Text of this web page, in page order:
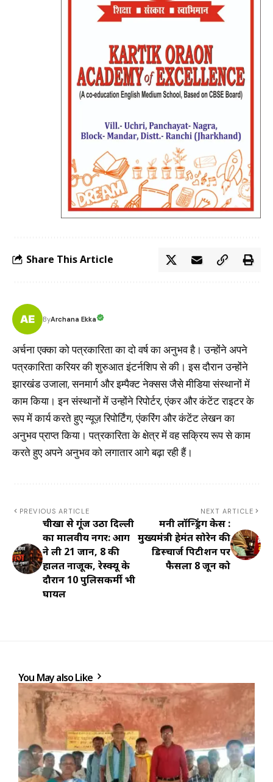
Share This Article
ByArchana Ekka
अर्चना एक्का को पत्रकारिता का दो वर्ष का अनुभव है। उन्होंने अपने
पत्रकारिता करियर की शुरुआत इंटर्नशिप से की। इस दौरान उन्होंने
झारखंड उजाला, सनमार्ग और इम्पैक्ट नेक्सस जैसे मीडिया संस्थानों में
काम किया। इन संस्थानों में उन्होंने रिपोर्टर, एंकर और कंटेंट राइटर के
रूप में कार्य करते हुए न्यूज़ रिपोर्टिंग, एंकरिंग और कंटेंट लेखन का
अनुभव प्राप्त किया। पत्रकारिता के क्षेत्र में वह सक्रिय रूप से काम
करते हुए अपने अनुभव को लगातार आगे बढ़ा रही हैं।
PREVIOUS ARTICLE
चीखों से गूंज उठा दिल्ली
का मालवीय नगर: आग
ने ली 21 जानें, 8 की
हालत नाजूक, रेस्क्यू के
दौरान 10 पुलिसकर्मी भी
घायल
NEXT ARTICLE
मनी लॉन्ड्रिंग केस :
मुख्यमंत्री हेमंत सोरेन की
डिस्चार्ज पिटीशन पर
फैसला 8 जून को
You May also Like